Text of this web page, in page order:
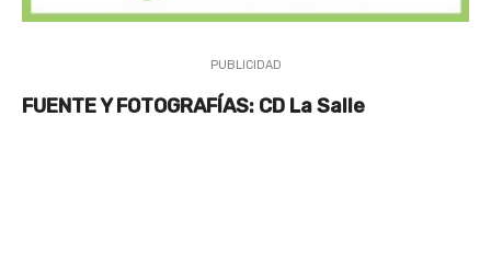
PUBLICIDAD
FUENTE Y FOTOGRAFÍAS: CD La Salle